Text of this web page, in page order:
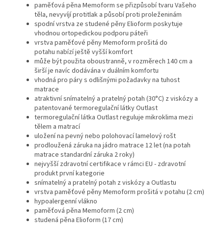
paměťová pěna Memoform se přizpůsobí tvaru Vašeho
těla, nevyvíjí protitlak a působí proti proleženinám
spodní vrstva ze studené pěny Elioform poskytuje
vhodnou ortopedickou podporu páteři
vrstva paměťové pěny Memoform prošitá do
potahu nabízí ještě vyšší komfort
může být použita oboustranně, v rozměrech 140 cm a
širší je navíc dodávána v duálním komfortu
vhodná pro páry s odlišnými požadavky na tuhost
matrace
atraktivní snímatelný a pratelný potah (30°C) z viskózy a
patentované termoregulační látky Outlast
termoregulační látka Outlast reguluje mikroklima mezi
tělem a matrací
uložení na pevný nebo polohovací lamelový rošt
prodloužená záruka na jádro matrace 12 let (na potah
matrace standardní záruka 2 roky)
nejvyšší zdravotní certifikace v rámci EU - zdravotní
produkt první kategorie
snímatelný a pratelný potah z viskózy a Outlastu
vrstva paměťové pěny Memoform prošitá v potahu (2 cm)
hypoalergenní vlákno
paměťová pěna Memoform (2 cm)
studená pěna Elioform (17 cm)